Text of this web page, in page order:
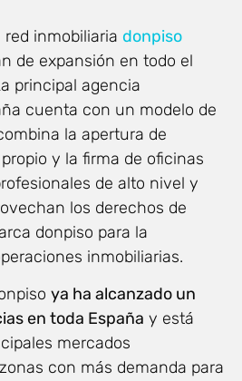
red inmobiliaria donpiso
de expansión en todo el
principal agencia
cuenta con un modelo de
la apertura de
y la firma de oficinas
de alto nivel y
los derechos de
donpiso para la
inmobiliarias.
ya ha alcanzado un
en toda España y está
mercados
con más demanda para